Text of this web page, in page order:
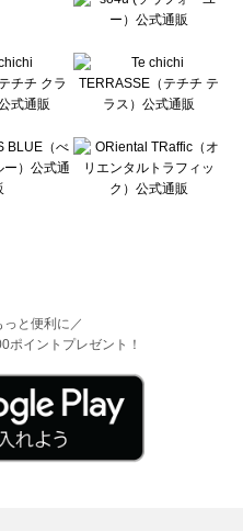
と便利に／
ポイントプレゼント！